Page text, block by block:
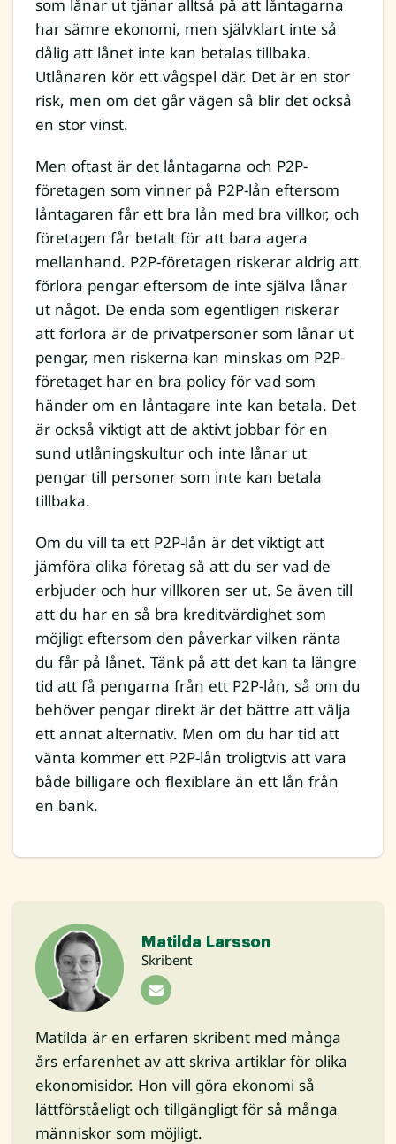
som lånar ut tjänar alltså på att låntagarna
har sämre ekonomi, men självklart inte så
dålig att lånet inte kan betalas tillbaka.
Utlånaren kör ett vågspel där. Det är en stor
risk, men om det går vägen så blir det också
en stor vinst.
Men oftast är det låntagarna och P2P-
företagen som vinner på P2P-lån eftersom
låntagaren får ett bra lån med bra villkor, och
företagen får betalt för att bara agera
mellanhand. P2P-företagen riskerar aldrig att
förlora pengar eftersom de inte själva lånar
ut något. De enda som egentligen riskerar
att förlora är de privatpersoner som lånar ut
pengar, men riskerna kan minskas om P2P-
företaget har en bra policy för vad som
händer om en låntagare inte kan betala. Det
är också viktigt att de aktivt jobbar för en
sund utlåningskultur och inte lånar ut
pengar till personer som inte kan betala
tillbaka.
Om du vill ta ett P2P-lån är det viktigt att
jämföra olika företag så att du ser vad de
erbjuder och hur villkoren ser ut. Se även till
att du har en så bra kreditvärdighet som
möjligt eftersom den påverkar vilken ränta
du får på lånet. Tänk på att det kan ta längre
tid att få pengarna från ett P2P-lån, så om du
behöver pengar direkt är det bättre att välja
ett annat alternativ. Men om du har tid att
vänta kommer ett P2P-lån troligtvis att vara
både billigare och flexiblare än ett lån från
en bank.
Matilda Larsson
Skribent
Matilda är en erfaren skribent med många
års erfarenhet av att skriva artiklar för olika
ekonomisidor. Hon vill göra ekonomi så
lättförståeligt och tillgängligt för så många
människor som möjligt.